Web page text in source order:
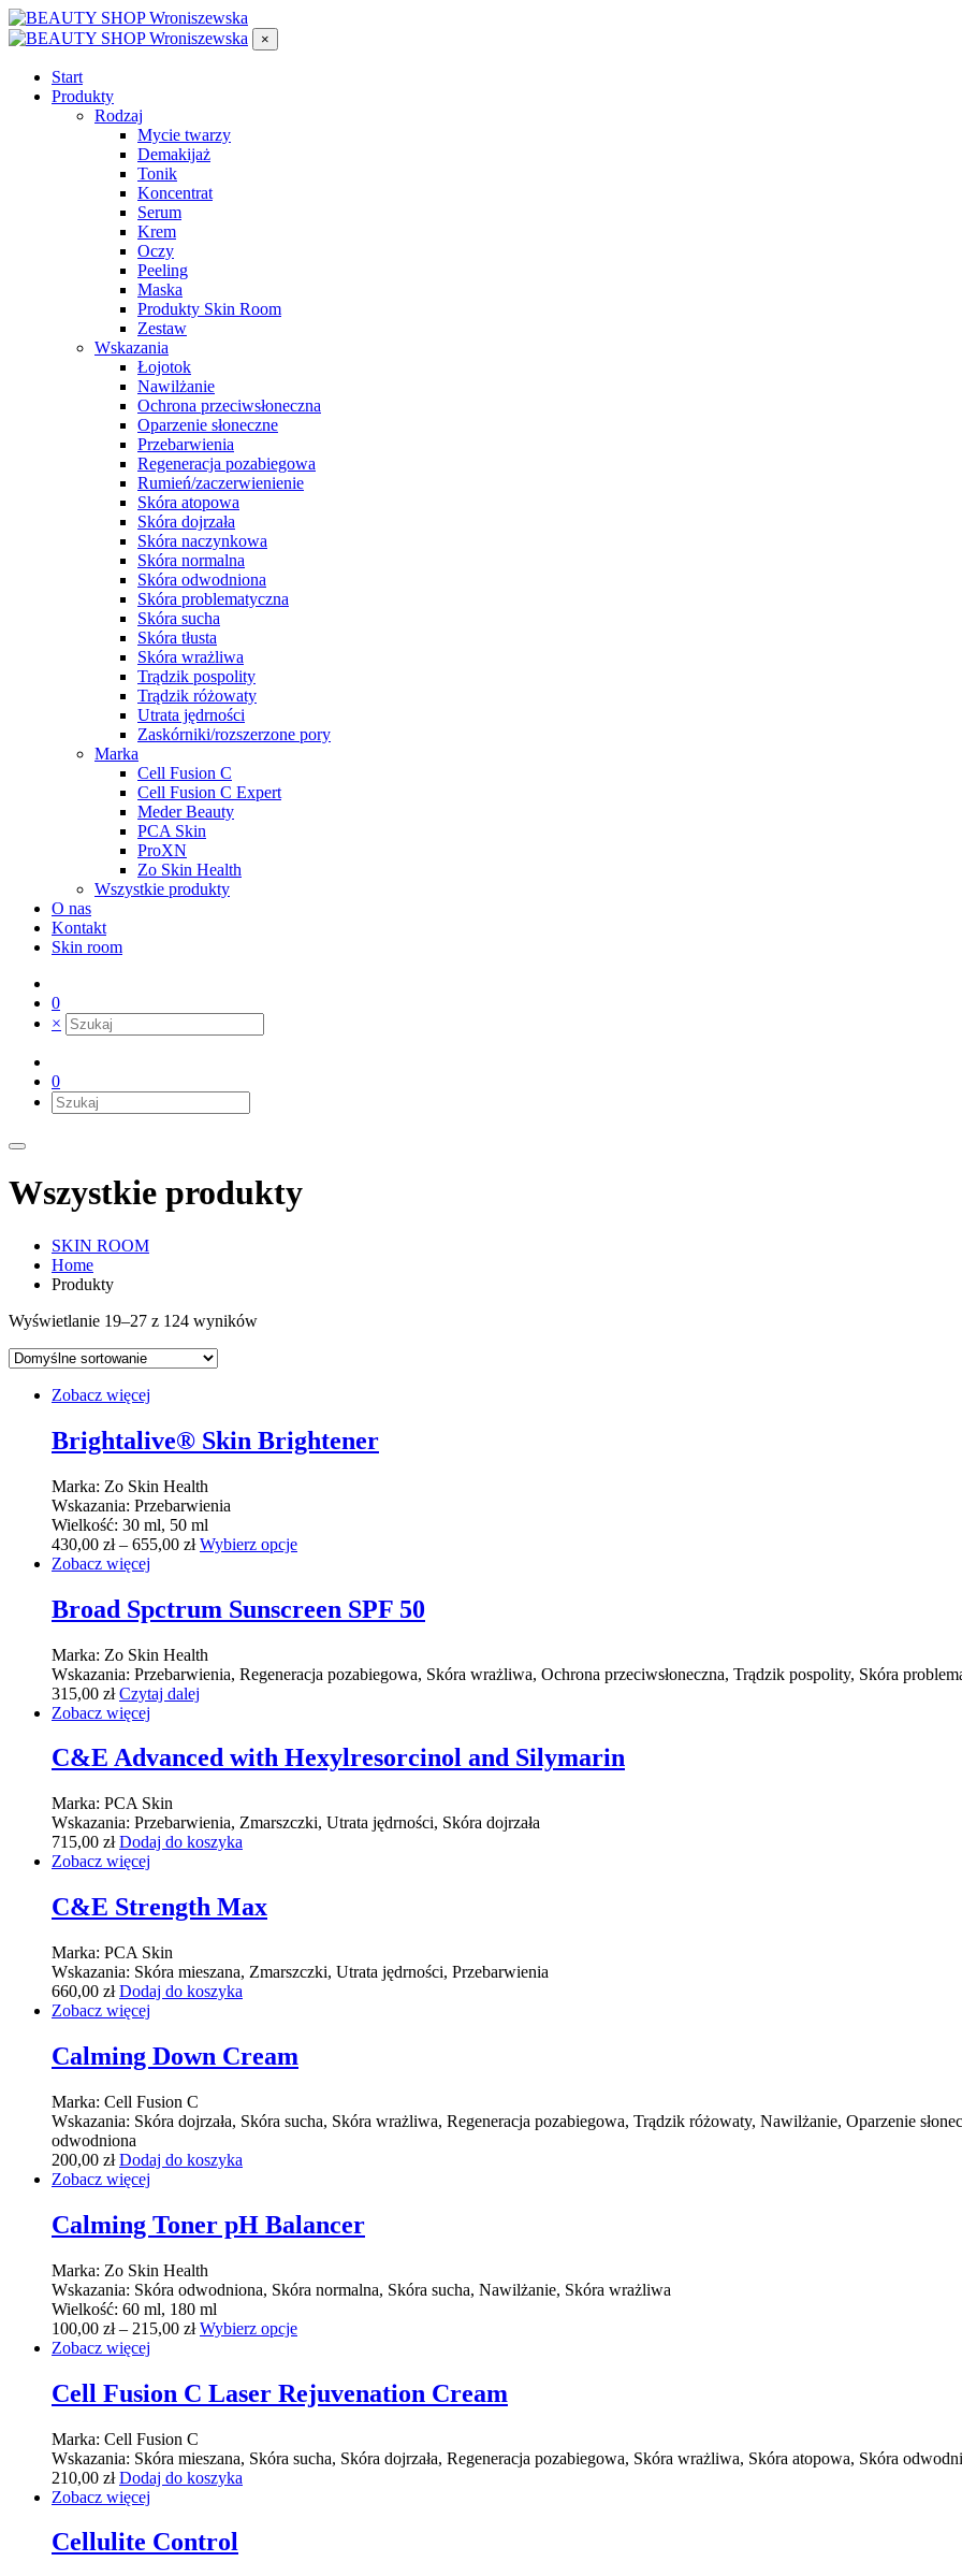
×
Start
Produkty
Rodzaj
Mycie twarzy
Demakijaż
Tonik
Koncentrat
Serum
Krem
Oczy
Peeling
Maska
Produkty Skin Room
Zestaw
Wskazania
Łojotok
Nawilżanie
Ochrona przeciwsłoneczna
Oparzenie słoneczne
Przebarwienia
Regeneracja pozabiegowa
Rumień/zaczerwienienie
Skóra atopowa
Skóra dojrzała
Skóra naczynkowa
Skóra normalna
Skóra odwodniona
Skóra problematyczna
Skóra sucha
Skóra tłusta
Skóra wrażliwa
Trądzik pospolity
Trądzik różowaty
Utrata jędrności
Zaskórniki/rozszerzone pory
Marka
Cell Fusion C
Cell Fusion C Expert
Meder Beauty
PCA Skin
ProXN
Zo Skin Health
Wszystkie produkty
O nas
Kontakt
Skin room
0
×
0
Wszystkie produkty
SKIN ROOM
Home
Produkty
Wyświetlanie 19–27 z 124 wyników
Zobacz więcej
Brightalive® Skin Brightener
Marka: Zo Skin Health
Wskazania: Przebarwienia
Wielkość: 30 ml, 50 ml
430,00 zł– 655,00 zł Wybierz opcje
Zobacz więcej
Broad Spctrum Sunscreen SPF 50
Marka: Zo Skin Health
Wskazania: Przebarwienia, Regeneracja pozabiegowa, Skóra wrażliwa, Ochrona przeciwsłoneczna, Trądzik pospolity, Skóra
315,00 zł Czytaj dalej
Zobacz więcej
C&E Advanced with Hexylresorcinol and Silymarin
Marka: PCA Skin
Wskazania: Przebarwienia, Zmarszczki, Utrata jędrności, Skóra dojrzała
715,00 zł Dodaj do koszyka
Zobacz więcej
C&E Strength Max
Marka: PCA Skin
Wskazania: Skóra mieszana, Zmarszczki, Utrata jędrności, Przebarwienia
660,00 zł Dodaj do koszyka
Zobacz więcej
Calming Down Cream
Marka: Cell Fusion C
Wskazania: Skóra dojrzała, Skóra sucha, Skóra wrażliwa, Regeneracja pozabiegowa, Trądzik różowaty, Nawilżanie, Oparzenie
odwodniona
200,00 zł Dodaj do koszyka
Zobacz więcej
Calming Toner pH Balancer
Marka: Zo Skin Health
Wskazania: Skóra odwodniona, Skóra normalna, Skóra sucha, Nawilżanie, Skóra wrażliwa
Wielkość: 60 ml, 180 ml
100,00 zł– 215,00 zł Wybierz opcje
Zobacz więcej
Cell Fusion C Laser Rejuvenation Cream
Marka: Cell Fusion C
Wskazania: Skóra mieszana, Skóra sucha, Skóra dojrzała, Regeneracja pozabiegowa, Skóra wrażliwa, Skóra atopowa, Skóra
210,00 zł Dodaj do koszyka
Zobacz więcej
Cellulite Control